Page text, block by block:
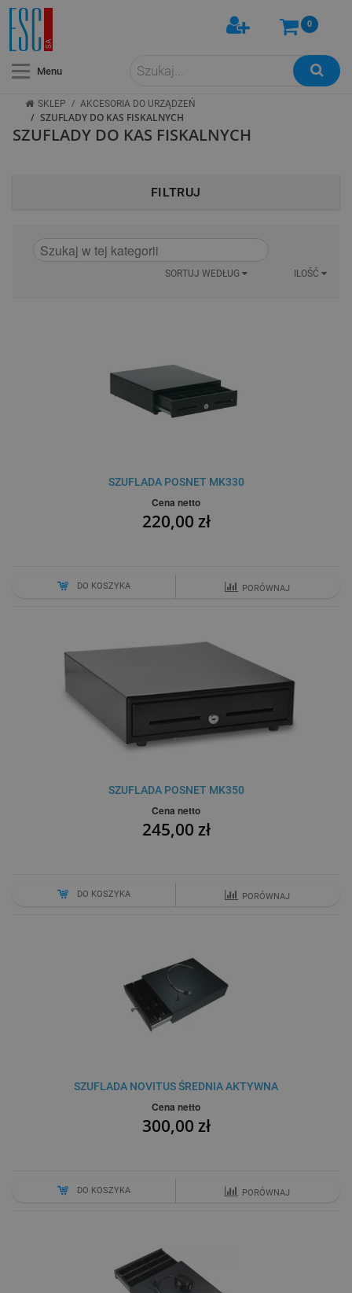
Menu
0
SKLEP / AKCESORIA DO URZĄDZEŃ
/ SZUFLADY DO KAS FISKALNYCH
FILTRUJ
SZUFLADY DO KAS FISKALNYCH
SORTUJ WEDŁUG ILOŚĆ
SZUFLADA POSNET MK330
Cena netto
220,00 zł
DO KOSZYKA PORÓWNAJ
SZUFLADA POSNET MK350
Cena netto
245,00 zł
DO KOSZYKA PORÓWNAJ
SZUFLADA NOVITUS ŚREDNIA AKTYWNA
Cena netto
300,00 zł
DO KOSZYKA PORÓWNAJ